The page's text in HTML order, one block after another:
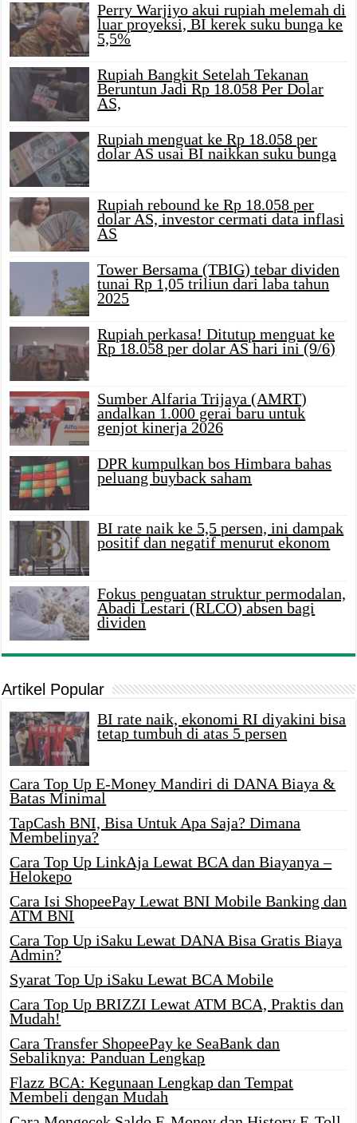
Perry Warjiyo akui rupiah melemah di
luar proyeksi, BI kerek suku bunga ke
5,5%
Rupiah Bangkit Setelah Tekanan
Beruntun Jadi Rp 18.058 Per Dolar
AS,
Rupiah menguat ke Rp 18.058 per
dolar AS usai BI naikkan suku bunga
Rupiah rebound ke Rp 18.058 per
dolar AS, investor cermati data inflasi
AS
Tower Bersama (TBIG) tebar dividen
tunai Rp 1,05 triliun dari laba tahun
2025
Rupiah perkasa! Ditutup menguat ke
Rp 18.058 per dolar AS hari ini (9/6)
Sumber Alfaria Trijaya (AMRT)
andalkan 1.000 gerai baru untuk
genjot kinerja 2026
DPR kumpulkan bos Himbara bahas
peluang buyback saham
BI rate naik ke 5,5 persen, ini dampak
positif dan negatif menurut ekonom
Fokus penguatan struktur permodalan,
Abadi Lestari (RLCO) absen bagi
dividen
Artikel Popular
BI rate naik, ekonomi RI diyakini bisa
tetap tumbuh di atas 5 persen
Cara Top Up E-Money Mandiri di DANA Biaya &
Batas Minimal
TapCash BNI, Bisa Untuk Apa Saja? Dimana
Membelinya?
Cara Top Up LinkAja Lewat BCA dan Biayanya –
Helokepo
Cara Isi ShopeePay Lewat BNI Mobile Banking dan
ATM BNI
Cara Top Up iSaku Lewat DANA Bisa Gratis Biaya
Admin?
Syarat Top Up iSaku Lewat BCA Mobile
Cara Top Up BRIZZI Lewat ATM BCA, Praktis dan
Mudah!
Cara Transfer ShopeePay ke SeaBank dan
Sebaliknya: Panduan Lengkap
Flazz BCA: Kegunaan Lengkap dan Tempat
Membeli dengan Mudah